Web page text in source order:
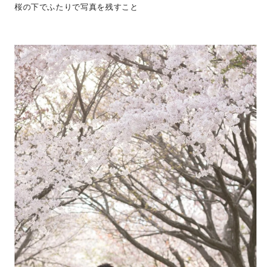
桜の下でふたりで写真を残すこと